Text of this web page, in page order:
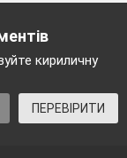
кириличну
ПЕРЕВІРИТИ